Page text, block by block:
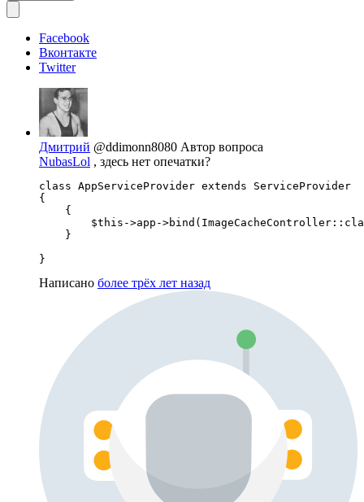
Facebook
Вконтакте
Twitter
Дмитрий @ddimonn8080 Автор вопроса
NubasLol , здесь нет опечатки?
class AppServiceProvider extends ServiceProvider
{
    {
$this->app-
    }
}
Написано более трёх лет назад